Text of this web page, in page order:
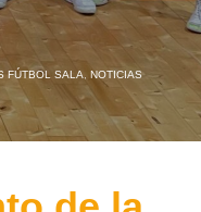
FÚTBOL SALA
NOTICIAS